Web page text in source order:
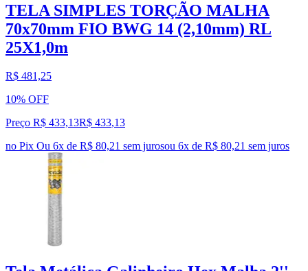
TELA SIMPLES TORÇÃO MALHA
70x70mm FIO BWG 14 (2,10mm) RL
25X1,0m
R$ 481,25
10% OFF
Preço R$ 433,13R$ 433,13
no Pix Ou 6x de R$ 80,21 sem jurosou 6x de R$ 80,21 sem juros